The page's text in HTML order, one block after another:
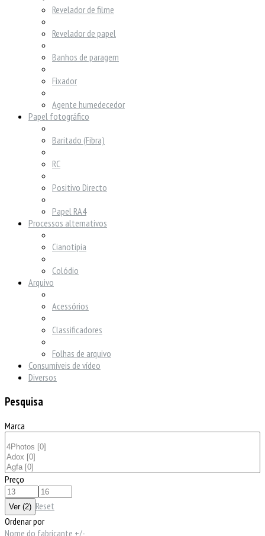
Revelador de filme
Revelador de papel
Banhos de paragem
Fixador
Agente humedecedor
Papel fotográfico
Baritado (Fibra)
RC
Positivo Directo
Papel RA4
Processos alternativos
Cianotipia
Colódio
Arquivo
Acessórios
Classificadores
Folhas de arquivo
Consumíveis de vídeo
Diversos
Pesquisa
Marca
Preço
Reset
Ordenar por
Nome do fabricante +/-